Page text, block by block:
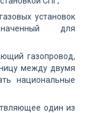
установок
для
газопровод,
между двумя
национальные
один из